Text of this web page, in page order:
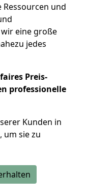
und
eine große
jedes
Preis-
professionelle
Kunden in
um sie zu